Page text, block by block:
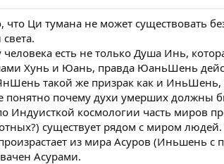
что Ци тумана не может существовать
человека есть не только Душа Инь,
Хунь и Юань, правда ЮаньШень
такой же призрак как и
понятно почему духи умерших должны
Индуисткой космологии часть
существует рядом с миром
из мира Асуров (Иньшень
Асурами.